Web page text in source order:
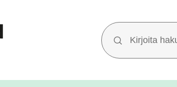
Hakutermit